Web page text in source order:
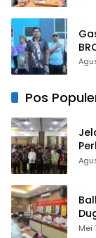
Pos
Mei